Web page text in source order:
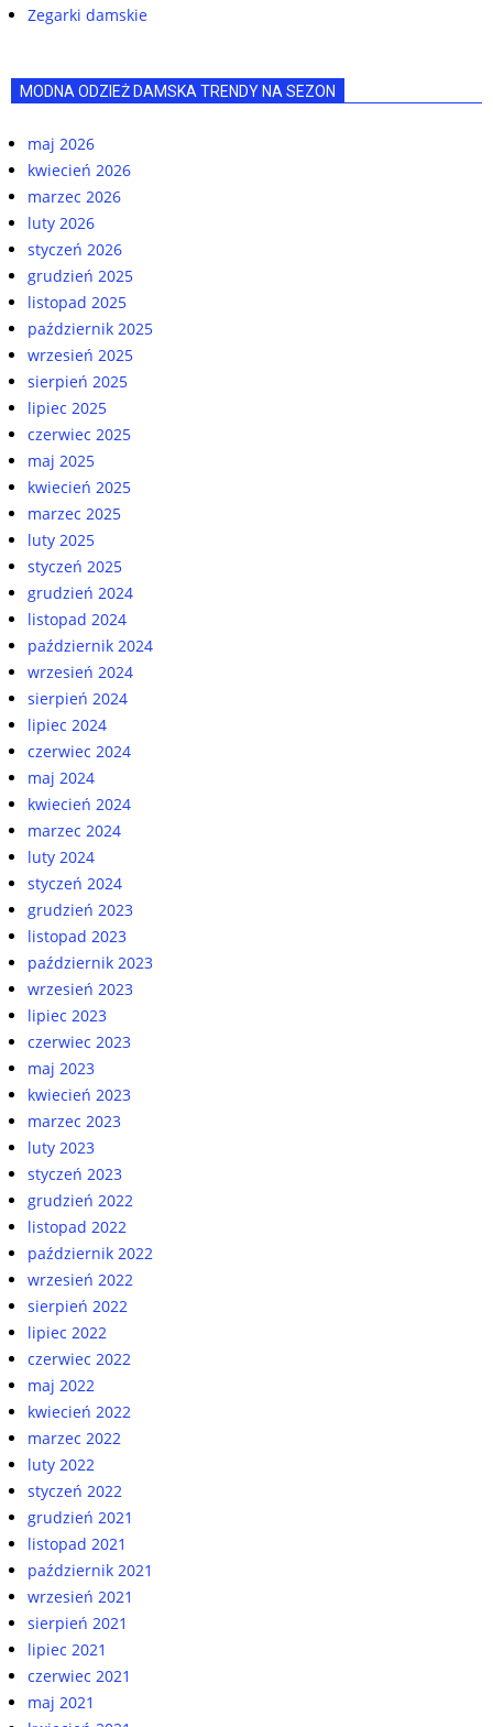
Zegarki damskie
MODNA ODZIEŻ DAMSKA TRENDY NA SEZON
maj 2026
kwiecień 2026
marzec 2026
luty 2026
styczeń 2026
grudzień 2025
listopad 2025
październik 2025
wrzesień 2025
sierpień 2025
lipiec 2025
czerwiec 2025
maj 2025
kwiecień 2025
marzec 2025
luty 2025
styczeń 2025
grudzień 2024
listopad 2024
październik 2024
wrzesień 2024
sierpień 2024
lipiec 2024
czerwiec 2024
maj 2024
kwiecień 2024
marzec 2024
luty 2024
styczeń 2024
grudzień 2023
listopad 2023
październik 2023
wrzesień 2023
lipiec 2023
czerwiec 2023
maj 2023
kwiecień 2023
marzec 2023
luty 2023
styczeń 2023
grudzień 2022
listopad 2022
październik 2022
wrzesień 2022
sierpień 2022
lipiec 2022
czerwiec 2022
maj 2022
kwiecień 2022
marzec 2022
luty 2022
styczeń 2022
grudzień 2021
listopad 2021
październik 2021
wrzesień 2021
sierpień 2021
lipiec 2021
czerwiec 2021
maj 2021